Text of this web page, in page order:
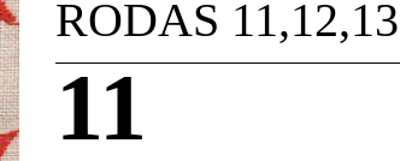
RODAS 11,12,13
11